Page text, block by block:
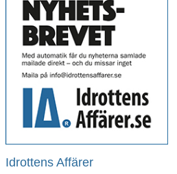
Idrottens Affärer